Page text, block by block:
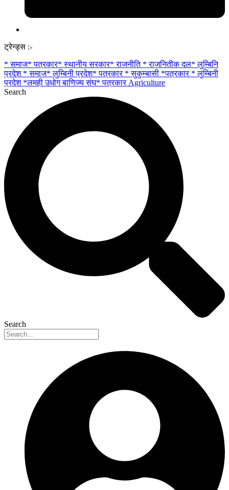
ट्रेन्ड्स :-
* समाज* पत्रकार* स्थानीय सरकार* राजनीति * राजनितीक दल* लुम्बिनि
प्रदेश * समाज* लुम्बिनी प्रदेश* पत्रकार * सुकुम्बासी *पत्रकार * लुम्बिनी
प्रदेश *लमही उधोग बाणिज्य संघ* पत्रकार Agriculture
Search
Search